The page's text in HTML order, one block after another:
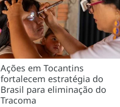
Ações em Tocantins
fortalecem estratégia do
Brasil para eliminação do
Tracoma